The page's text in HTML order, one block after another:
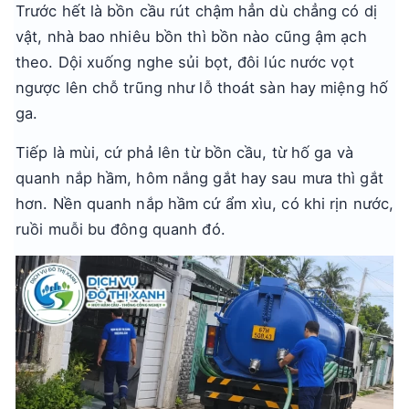
Trước hết là bồn cầu rút chậm hẳn dù chẳng có dị
vật, nhà bao nhiêu bồn thì bồn nào cũng ậm ạch
theo. Dội xuống nghe sủi bọt, đôi lúc nước vọt
ngược lên chỗ trũng như lỗ thoát sàn hay miệng hố
ga.
Tiếp là mùi, cứ phả lên từ bồn cầu, từ hố ga và
quanh nắp hầm, hôm nắng gắt hay sau mưa thì gắt
hơn. Nền quanh nắp hầm cứ ẩm xìu, có khi rịn nước,
ruồi muỗi bu đông quanh đó.